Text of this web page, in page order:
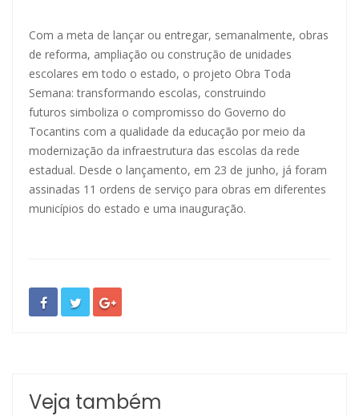
Com a meta de lançar ou entregar, semanalmente, obras
de reforma, ampliação ou construção de unidades
escolares em todo o estado, o projeto Obra Toda
Semana: transformando escolas, construindo
futuros simboliza o compromisso do Governo do
Tocantins com a qualidade da educação por meio da
modernização da infraestrutura das escolas da rede
estadual. Desde o lançamento, em 23 de junho, já foram
assinadas 11 ordens de serviço para obras em diferentes
municípios do estado e uma inauguração.
Veja também